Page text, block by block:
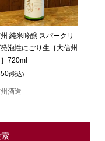
純米吟醸 スパークリ
泡性にごり生［大信州
720ml
(税込)
酒造